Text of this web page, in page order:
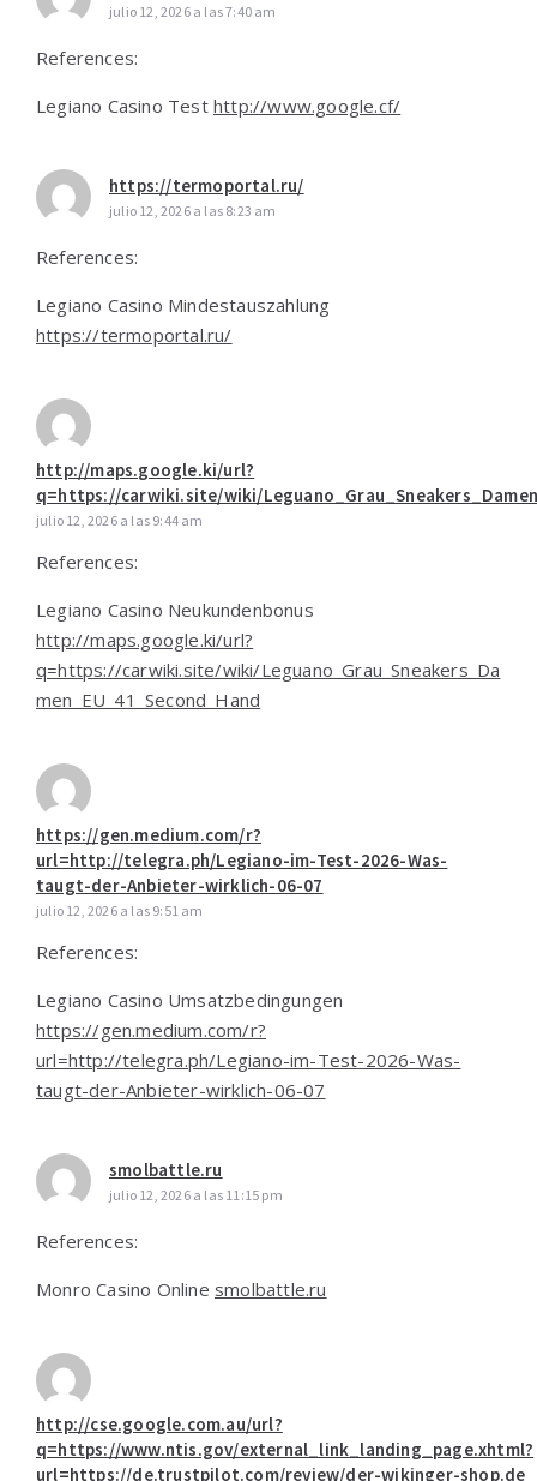
julio 12, 2026 a las 7:40 am
References:
Legiano Casino Test http://www.google.cf/
https://termoportal.ru/
julio 12, 2026 a las 8:23 am
References:
Legiano Casino Mindestauszahlung
https://termoportal.ru/
http://maps.google.ki/url?
q=https://carwiki.site/wiki/
julio 12, 2026 a las 9:44 am
References:
Legiano Casino Neukundenbonus
http://maps.google.ki/url?
q=https://carwiki.site/wiki/Leguano_Grau_Sneakers_Da
men_EU_41_Second_Hand
https://gen.medium.com/r?
url=http://telegra.ph/Legiano-im-Test-2026-Was-
taugt-der-Anbieter-wirklich-06-07
julio 12, 2026 a las 9:51 am
References:
Legiano Casino Umsatzbedingungen
https://gen.medium.com/r?
url=http://telegra.ph/Legiano-im-Test-2026-Was-
taugt-der-Anbieter-wirklich-06-07
smolbattle.ru
julio 12, 2026 a las 11:15 pm
References:
Monro Casino Online smolbattle.ru
http://cse.google.com.au/url?
q=https://www.ntis.gov/external_link_landing_page.xhtml?
url=https://de.trustpilot.com/review/der-wikinger-shop.de